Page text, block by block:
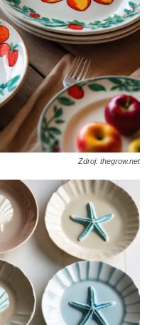
Zdroj: thegrow.net